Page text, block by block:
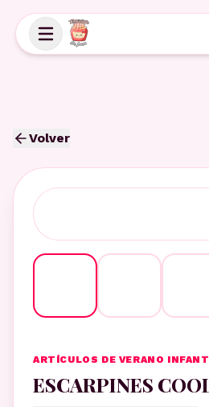
Volver
ARTÍCULOS DE VERANO
ESCARPINES